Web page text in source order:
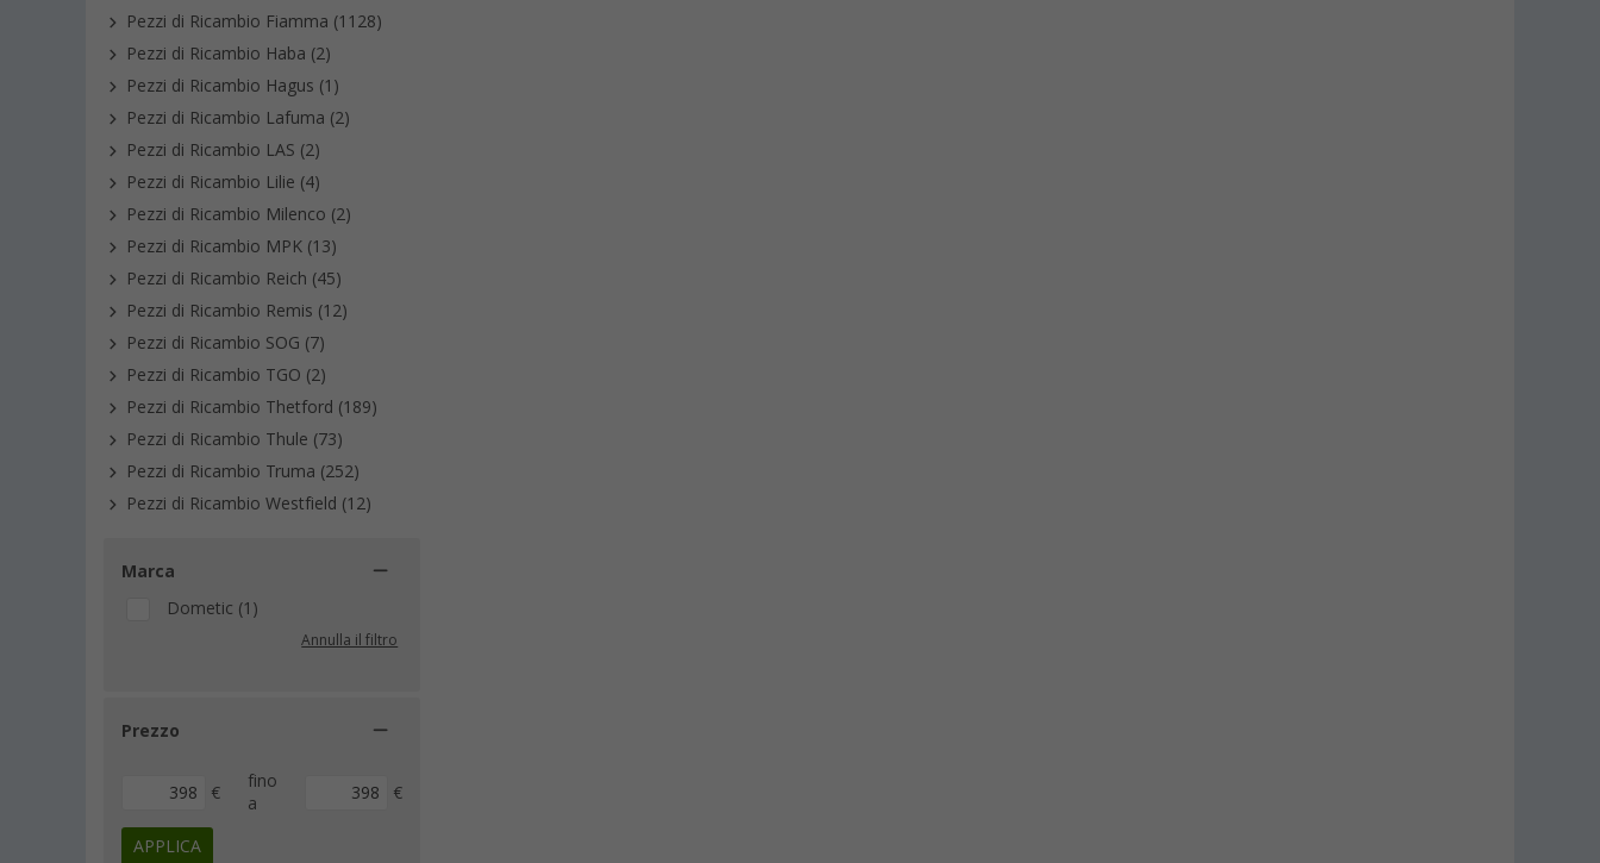
Pezzi di Ricambio Fiamma (1128)
Pezzi di Ricambio Haba (2)
Pezzi di Ricambio Hagus (1)
Pezzi di Ricambio Lafuma (2)
Pezzi di Ricambio LAS (2)
Pezzi di Ricambio Lilie (4)
Pezzi di Ricambio Milenco (2)
Pezzi di Ricambio MPK (13)
Pezzi di Ricambio Reich (45)
Pezzi di Ricambio Remis (12)
Pezzi di Ricambio SOG (7)
Pezzi di Ricambio TGO (2)
Pezzi di Ricambio Thetford (189)
Pezzi di Ricambio Thule (73)
Pezzi di Ricambio Truma (252)
Pezzi di Ricambio Westfield (12)
Marca
Dometic (1)
Annulla il filtro
Prezzo
€
fino
a
€
APPLICA